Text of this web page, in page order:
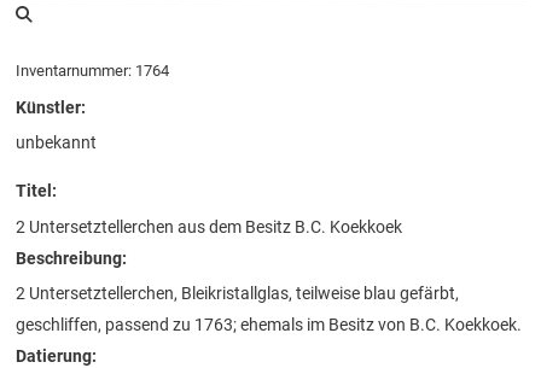
Inventarnummer: 1764
Künstler:
unbekannt
Titel:
2 Untersetztellerchen aus dem Besitz B.C. Koekkoek
Beschreibung:
2 Untersetztellerchen, Bleikristallglas, teilweise blau gefärbt,
geschliffen, passend zu 1763; ehemals im Besitz von B.C. Koekkoek.
Datierung: